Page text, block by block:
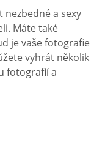
a sexy
Máte také
je vaše fotografie
vyhrát několik
fotografií a